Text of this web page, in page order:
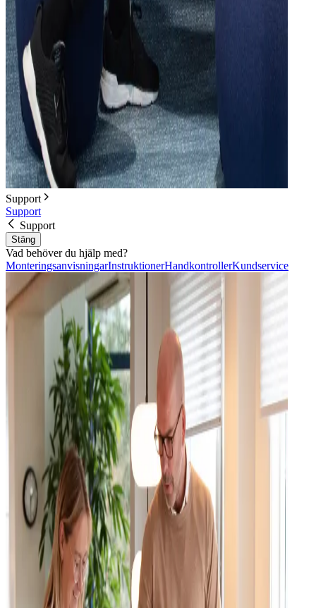
Support
Support
Support
Stäng
Vad behöver du hjälp med?
MonteringsanvisningarInstruktionerHandkontrollerKundservice